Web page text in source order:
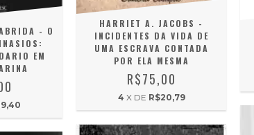
- O
EM
HARRIET A. JACOBS -
INCIDENTES DA VIDA DE
UMA ESCRAVA CONTADA
POR ELA MESMA
R$75,00
4 X DE R$20,79